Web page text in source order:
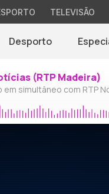
TELEVISÃO
Desporto
(RTP Madeira)
em simultâneo com RTP